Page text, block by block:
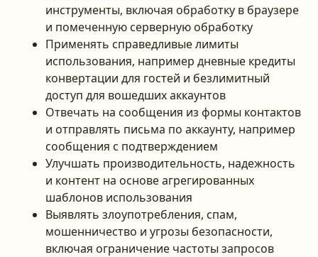
инструменты, включая обработку в браузере
и помеченную серверную обработку
Применять справедливые лимиты
использования, например дневные кредиты
конвертации для гостей и безлимитный
доступ для вошедших аккаунтов
Отвечать на сообщения из формы контактов
и отправлять письма по аккаунту, например
сообщения с подтверждением
Улучшать производительность, надежность
и контент на основе агрегированных
шаблонов использования
Выявлять злоупотребления, спам,
мошенничество и угрозы безопасности,
включая ограничение частоты запросов